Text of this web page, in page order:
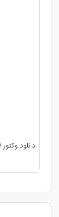
دانلود